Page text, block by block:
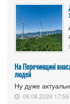
На Перечинщині
людей
Ну дуже
06.08.2026 17:56